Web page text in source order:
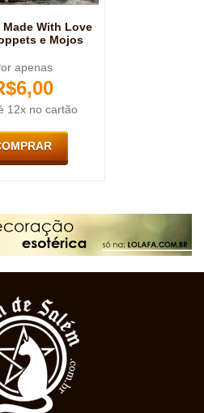
Made With Love
e Mojos
apenas
6,00
12x no cartão